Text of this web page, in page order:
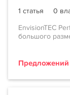
1 статья
0
EnvisionTEC
большого
Предложений